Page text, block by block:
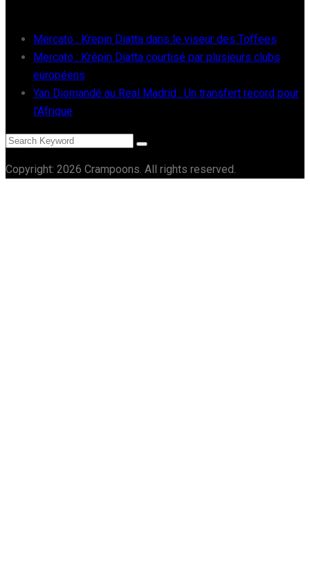
Mercato : Krepin Diatta dans le viseur des Toffees
Mercato : Krépin Diatta courtisé par plusieurs clubs
européens
Yan Diomandé au Real Madrid : Un transfert record pour
l’Afrique
Copyright: 2026 Crampoons. All rights reserved.